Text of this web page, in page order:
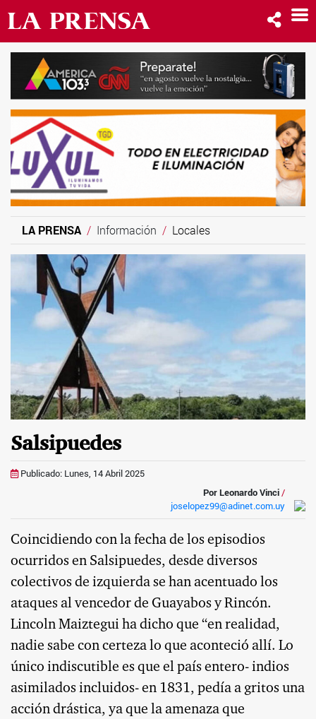
LA PRENSA Información Locales
Salsipuedes
Publicado: Lunes, 14 Abril 2025
Por Leonardo Vinci/
joselopez99@adinet.com.uy
Coincidiendo con la fecha de los episodios
ocurridos en Salsipuedes, desde diversos
colectivos de izquierda se han acentuado los
ataques al vencedor de Guayabos y Rincón.
Lincoln Maiztegui ha dicho que “en realidad,
nadie sabe con certeza lo que aconteció allí. Lo
único indiscutible es que el país entero- indios
asimilados incluidos- en 1831, pedía a gritos una
acción drástica, ya que la amenaza que